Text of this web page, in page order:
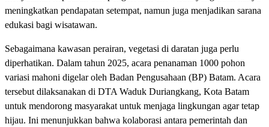
meningkatkan pendapatan setempat, namun juga menjadikan sarana
edukasi bagi wisatawan.
Sebagaimana kawasan perairan, vegetasi di daratan juga perlu
diperhatikan. Dalam tahun 2025, acara penanaman 1000 pohon
variasi mahoni digelar oleh Badan Pengusahaan (BP) Batam. Acara
tersebut dilaksanakan di DTA Waduk Duriangkang, Kota Batam
untuk mendorong masyarakat untuk menjaga lingkungan agar tetap
hijau. Ini menunjukkan bahwa kolaborasi antara pemerintah dan